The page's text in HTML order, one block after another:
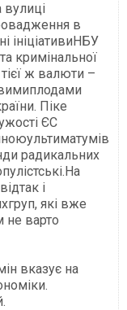
вулиці
в
ініціативиНБУ
кримінальної
тієї ж валюти –
Піке
ЄС
радикальних
і
які вже
не варто
вказує на